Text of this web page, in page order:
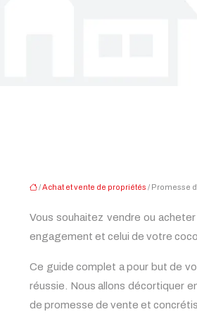
/Achat et vente de propriétés / Promesse
Vous souhaitez vendre ou
engagement et celui de votre
Ce guide complet a pour but de
réussie. Nous allons décortiquer
de promesse de vente et